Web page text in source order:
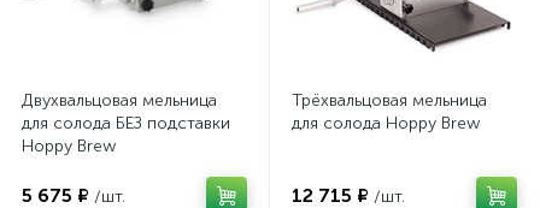
Двухвальцовая мельница
для солода БЕЗ подставки
Hoppy Brew
5 675 ₽ /шт.
Трёхвальцовая мельница
для солода Hoppy Brew
12 715 ₽ /шт.